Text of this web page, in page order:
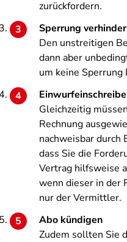
zurückfordern.
Sperrung
Den unstreitigen
dann aber
um keine Sperrung
Gleichzeitig
Rechnung
nachweisbar
dass Sie die
Vertrag hilfsweise
wenn dieser in der
nur der Vermittler.
Abo kündigen
Zudem sollten Sie